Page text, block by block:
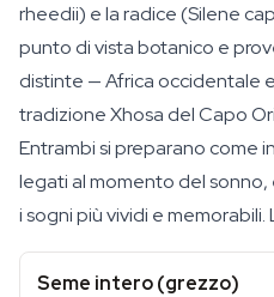
rheedii) e la radice (Silene
punto di vista botanico e
distinte — Africa occidentale
tradizione Xhosa del Capo
Entrambi si preparano come
legati al momento del
i sogni più vividi e
Seme intero (grezzo)